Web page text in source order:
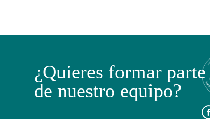
¿Quieres formar parte
de nuestro equipo?